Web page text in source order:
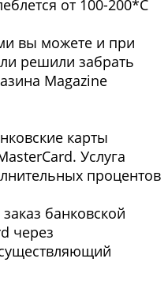
от 100-200*C
вы можете и при
решили забрать
Magazine
карты
Услуга
процентов
банковской
через